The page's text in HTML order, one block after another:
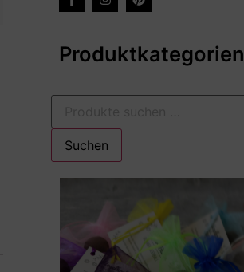
Produktkategorien
Suchen